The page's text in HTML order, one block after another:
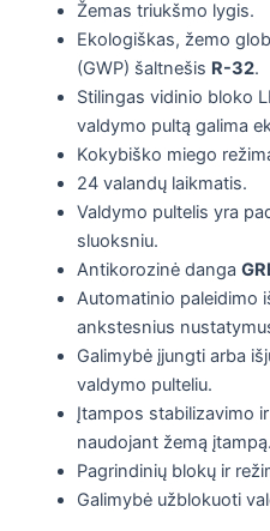
Žemas triukšmo lygis.
Ekologiškas, žemo
(GWP) šaltnešis R-32.
Stilingas vidinio bloko
valdymo pultą galima
Kokybiško miego
24 valandų laikmatis.
Valdymo pultelis yra
sluoksniu.
Antikorozinė danga
Automatinio paleidimo
ankstesnius
Galimybė įjungti arba
valdymo pulteliu.
Įtampos stabilizavimo
naudojant žemą įtampą.
Pagrindinių blokų ir
Galimybė užblokuoti